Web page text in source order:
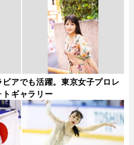
ビアでも活躍。東京女子プロレ
ギャラリー